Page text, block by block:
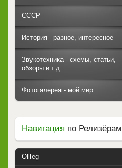
СССР
История - разное, интересное
Звукотехника - схемы, статьи,
обзоры и т.д.
Фотогалерея - мой мир
Навигация по Релизёрам
Ollleg